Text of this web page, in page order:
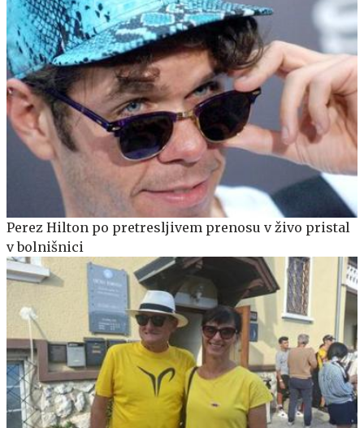
Perez Hilton po pretresljivem prenosu v živo pristal
v bolnišnici